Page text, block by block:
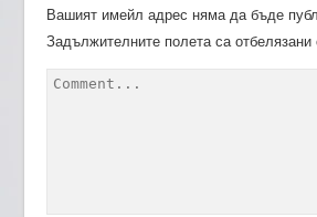
Вашият имейл адрес няма да бъде
Задължителните полета са